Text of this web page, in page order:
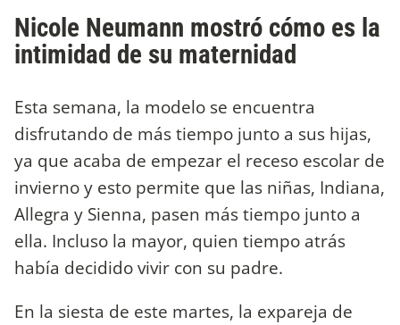
Nicole Neumann mostró cómo es la
intimidad de su maternidad
Esta semana, la modelo se encuentra
disfrutando de más tiempo junto a sus hijas,
ya que acaba de empezar el receso escolar de
invierno y esto permite que las niñas, Indiana,
Allegra y Sienna, pasen más tiempo junto a
ella. Incluso la mayor, quien tiempo atrás
había decidido vivir con su padre.
En la siesta de este martes, la expareja de